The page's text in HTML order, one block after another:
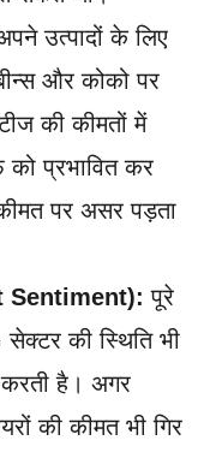
उत्पादों के लिए
और कोको पर
की कीमतों में
प्रभावित कर
पर असर पड़ता
Sentiment): पूरे
की स्थिति भी
है। अगर
की कीमत भी गिर